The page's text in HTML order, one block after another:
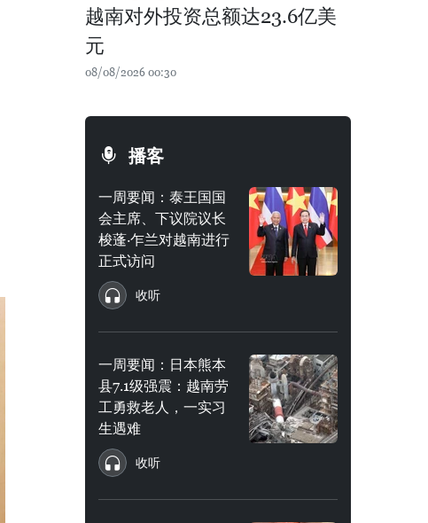
越南对外投资总额达23.6亿美
元
08/08/2026 00:30
播客
一周要闻：泰王国国
会主席、下议院议长
梭蓬·乍兰对越南进行
正式访问
收听
一周要闻：日本熊本
县7.1级强震：越南劳
工勇救老人，一实习
生遇难
收听